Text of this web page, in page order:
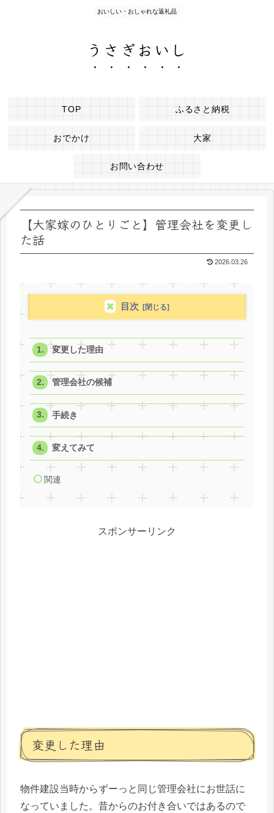
おいしい・おしゃれな返礼品
うさぎおいし
TOP ふるさと納税
おでかけ 大家
お問い合わせ
【大家嫁のひとりごと】管理会社を変更し
た話
2026.03.26
目次
変更した理由
管理会社の候補
手続き
変えてみて
関連
スポンサーリンク
変更した理由
物件建設当時からずーっと同じ管理会社にお世話に
なっていました。昔からのお付き合いではあるので